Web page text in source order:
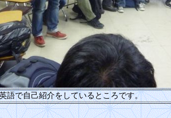
語で自己紹介をしているところです。